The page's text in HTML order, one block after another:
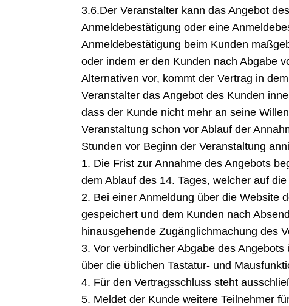
3.6.Der Veranstalter kann das Angebot
Anmeldebestätigung oder eine
Anmeldebestätigung beim Kunden
oder indem er den Kunden nach Abgabe
Alternativen vor, kommt der Vertrag in
Veranstalter das Angebot des Kunden
dass der Kunde nicht mehr an seine
Veranstaltung schon vor Ablauf der
Stunden vor Beginn der Veranstaltung
1. Die Frist zur Annahme des Angebots
dem Ablauf des 14. Tages, welcher auf
2. Bei einer Anmeldung über die Website
gespeichert und dem Kunden nach
hinausgehende Zugänglichmachung des
3. Vor verbindlicher Abgabe des
über die üblichen Tastatur- und
4. Für den Vertragsschluss steht
5. Meldet der Kunde weitere Teilnehmer